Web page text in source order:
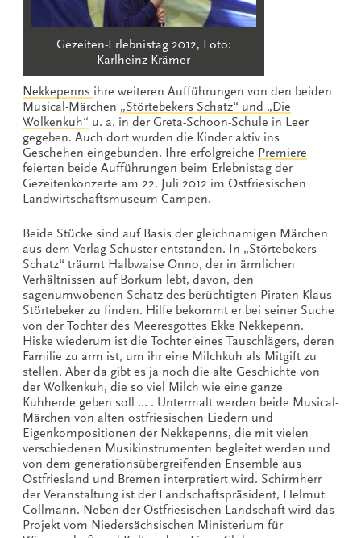
Gezeiten-Erlebnistag 2012, Foto:
Karlheinz Krämer
Nekkepenns ihre weiteren Aufführungen von den beiden
Musical-Märchen „Störtebekers Schatz“ und „Die
Wolkenkuh“ u. a. in der Greta-Schoon-Schule in Leer
gegeben. Auch dort wurden die Kinder aktiv ins
Geschehen eingebunden. Ihre erfolgreiche Premiere
feierten beide Aufführungen beim Erlebnistag der
Gezeitenkonzerte am 22. Juli 2012 im Ostfriesischen
Landwirtschaftsmuseum Campen.
Beide Stücke sind auf Basis der gleichnamigen Märchen
aus dem Verlag Schuster entstanden. In „Störtebekers
Schatz“ träumt Halbwaise Onno, der in ärmlichen
Verhältnissen auf Borkum lebt, davon, den
sagenumwobenen Schatz des berüchtigten Piraten Klaus
Störtebeker zu finden. Hilfe bekommt er bei seiner Suche
von der Tochter des Meeresgottes Ekke Nekkepenn.
Hiske wiederum ist die Tochter eines Tauschlägers, deren
Familie zu arm ist, um ihr eine Milchkuh als Mitgift zu
stellen. Aber da gibt es ja noch die alte Geschichte von
der Wolkenkuh, die so viel Milch wie eine ganze
Kuhherde geben soll … . Untermalt werden beide Musical-
Märchen von alten ostfriesischen Liedern und
Eigenkompositionen der Nekkepenns, die mit vielen
verschiedenen Musikinstrumenten begleitet werden und
von dem generationsübergreifenden Ensemble aus
Ostfriesland und Bremen interpretiert wird. Schirmherr
der Veranstaltung ist der Landschaftspräsident, Helmut
Collmann. Neben der Ostfriesischen Landschaft wird das
Projekt vom Niedersächsischen Ministerium für